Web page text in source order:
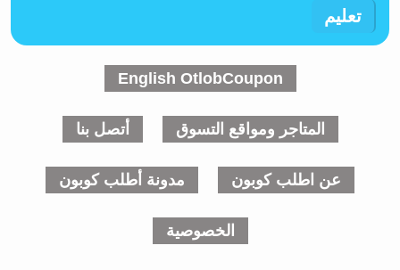
تعليم
English OtlobCoupon
المتاجر ومواقع التسوق أتصل بنا
عن اطلب كوبون مدونة أطلب كوبون
الخصوصية